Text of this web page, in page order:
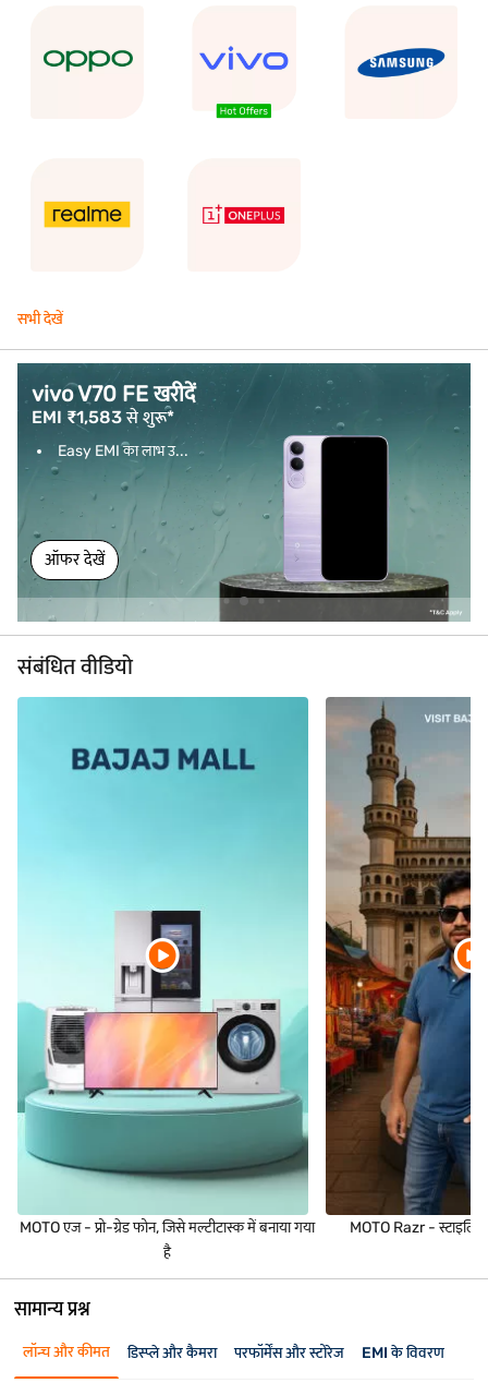
सभी देखें
vivo V70 FE खरीदें
EMI ₹1,583 से शुरू*
Easy EMI का लाभ उ...
ऑफर देखें
संबंधित वीडियो
MOTO एज - प्रो-ग्रेड फोन, जिसे मल्टीटास्क में बनाया गया
है
MOTO Razr -
सामान्य प्रश्न
लॉन्च और कीमत डिस्प्ले और कैमरा परफॉर्मेंस और स्टोरेज EMI के विवरण